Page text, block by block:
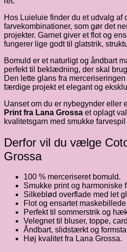
Hos Luieluie finder du et udvalg af
farvekombinationer, som gør det
projekter. Garnet giver et flot og
fungerer lige godt til glatstrik,
Bomuld er et naturligt og åndbart
perfekt til beklædning, der skal
Den lette glans fra
færdige projekt et elegant og
Uanset om du er nybegynder eller
Print fra Lana Grossa et oplagt
kvalitetsgarn med smukke
Derfor vil du vælge
Grossa
100 % merceriseret bomuld.
Smukke print og harmoniske
Silkeblød overflade med let
Flot og ensartet maskebillede.
Perfekt til sommerstrik og
Velegnet til bluser, toppe,
Åndbart, slidstærkt og
Høj kvalitet fra Lana Grossa.